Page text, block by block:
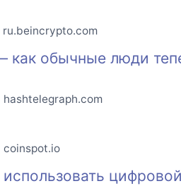
ru.beincrypto.com
как обычные люди
hashtelegraph.com
coinspot.io